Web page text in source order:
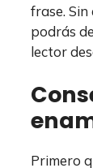
frase. Sin
podrás
lector
Primero